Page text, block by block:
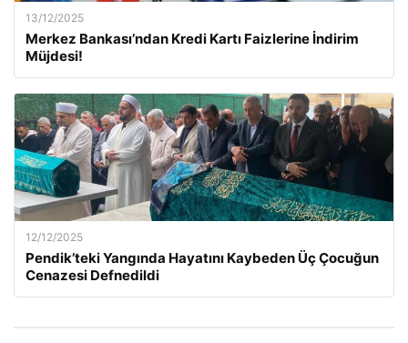
13/12/2025
Merkez Bankası’ndan Kredi Kartı Faizlerine İndirim
Müjdesi!
12/12/2025
Pendik’teki Yangında Hayatını Kaybeden Üç Çocuğun
Cenazesi Defnedildi